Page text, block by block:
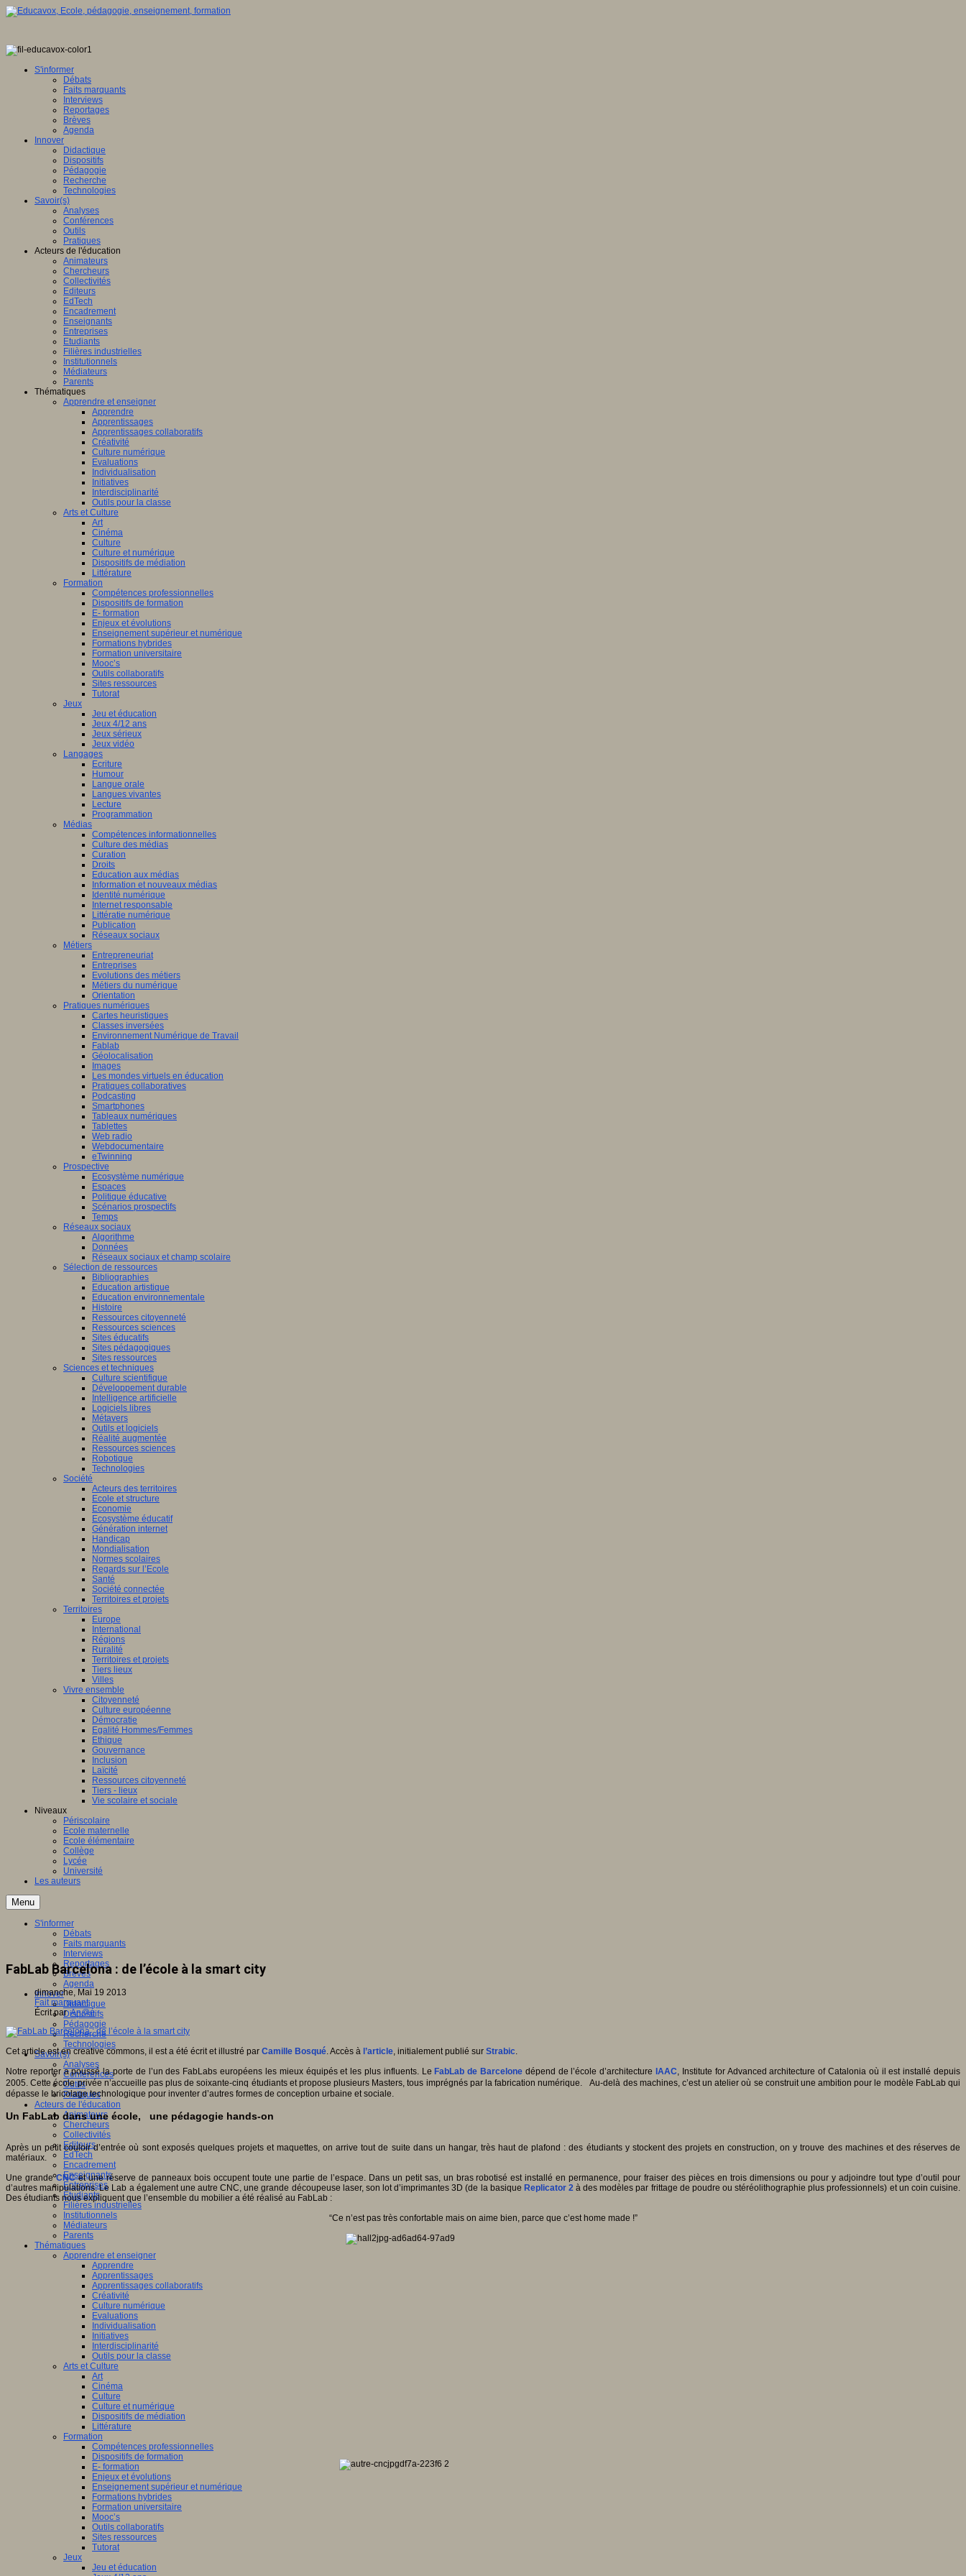
S'informer
Débats
Faits marquants
Interviews
Reportages
Brèves
Agenda
Innover
Didactique
Dispositifs
Pédagogie
Recherche
Technologies
Savoir(s)
Analyses
Conférences
Outils
Pratiques
Acteurs de l'éducation
Animateurs
Chercheurs
Collectivités
Editeurs
EdTech
Encadrement
Enseignants
Entreprises
Etudiants
Filières industrielles
Institutionnels
Médiateurs
Parents
Thématiques
Apprendre et enseigner
Apprendre
Apprentissages
Apprentissages collaboratifs
Créativité
Culture numérique
Evaluations
Individualisation
Initiatives
Interdisciplinarité
Outils pour la classe
Arts et Culture
Art
Cinéma
Culture
Culture et numérique
Dispositifs de médiation
Littérature
Formation
Compétences professionnelles
Dispositifs de formation
E- formation
Enjeux et évolutions
Enseignement supérieur et numérique
Formations hybrides
Formation universitaire
Mooc’s
Outils collaboratifs
Sites ressources
Tutorat
Jeux
Jeu et éducation
Jeux 4/12 ans
Jeux sérieux
Jeux vidéo
Langages
Ecriture
Humour
Langue orale
Langues vivantes
Lecture
Programmation
Médias
Compétences informationnelles
Culture des médias
Curation
Droits
Education aux médias
Information et nouveaux médias
Identité numérique
Internet responsable
Littératie numérique
Publication
Réseaux sociaux
Métiers
Entrepreneuriat
Entreprises
Evolutions des métiers
Métiers du numérique
Orientation
Pratiques numériques
Cartes heuristiques
Classes inversées
Environnement Numérique de Travail
Fablab
Géolocalisation
Images
Les mondes virtuels en éducation
Pratiques collaboratives
Podcasting
Smartphones
Tableaux numériques
Tablettes
Web radio
Webdocumentaire
eTwinning
Prospective
Ecosystème numérique
Espaces
Politique éducative
Scénarios prospectifs
Temps
Réseaux sociaux
Algorithme
Données
Réseaux sociaux et champ scolaire
Sélection de ressources
Bibliographies
Education artistique
Education environnementale
Histoire
Ressources citoyenneté
Ressources sciences
Sites éducatifs
Sites pédagogiques
Sites ressources
Sciences et techniques
Culture scientifique
Développement durable
Intelligence artificielle
Logiciels libres
Métavers
Outils et logiciels
Réalité augmentée
Ressources sciences
Robotique
Technologies
Société
Acteurs des territoires
Ecole et structure
Economie
Ecosystème éducatif
Génération internet
Handicap
Mondialisation
Normes scolaires
Regards sur l’Ecole
Santé
Société connectée
Territoires et projets
Territoires
Europe
International
Régions
Ruralité
Territoires et projets
Tiers lieux
Villes
Vivre ensemble
Citoyenneté
Culture européenne
Démocratie
Egalité Hommes/Femmes
Ethique
Gouvernance
Inclusion
Laïcité
Ressources citoyenneté
Tiers - lieux
Vie scolaire et sociale
Niveaux
Périscolaire
Ecole maternelle
Ecole élémentaire
Collège
Lycée
Université
Les auteurs
Menu
S'informer
Débats
Faits marquants
Interviews
Reportages
Brèves
Agenda
Innover
Didactique
Dispositifs
Pédagogie
Recherche
Technologies
Savoir(s)
Analyses
Conférences
Outils
Pratiques
Acteurs de l'éducation
Animateurs
Chercheurs
Collectivités
Editeurs
EdTech
Encadrement
Enseignants
Entreprises
Etudiants
Filières industrielles
Institutionnels
Médiateurs
Parents
Thématiques
Apprendre et enseigner
Apprendre
Apprentissages
Apprentissages collaboratifs
Créativité
Culture numérique
Evaluations
Individualisation
Initiatives
Interdisciplinarité
Outils pour la classe
Arts et Culture
Art
Cinéma
Culture
Culture et numérique
Dispositifs de médiation
Littérature
Formation
Compétences professionnelles
Dispositifs de formation
E- formation
Enjeux et évolutions
Enseignement supérieur et numérique
Formations hybrides
Formation universitaire
Mooc’s
Outils collaboratifs
Sites ressources
Tutorat
Jeux
Jeu et éducation
FabLab Barcelona : de l’école à la smart city
dimanche, Mai 19 2013
Fait marquant
Écrit parAn@é
Cet article est en creative commons, il est a été écrit et illustré par Camille Bosqué. Accès à l’article, initialement publié sur Strabic.
Notre reporter a poussé la porte de l’un des FabLabs européens les mieux équipés et les plus influents. LeFabLab de Barcelone dépend de l’école d’architectureIAAC, Institute for Advanced architecture of Catalonia où il est installé depuis
2005. Cette école privée n’accueille pas plus de soixante-cinq étudiants et propose plusieurs Masters, tous imprégnés par la fabrication numérique. Au-delà des machines, c’est un atelier où se construit une ambition pour le modèle FabLab qui
dépasse le bricolage technologique pour inventer d’autres formes de conception urbaine et sociale.
Un FabLab dans une école, une pédagogie hands-on
Après un petit couloir d’entrée où sont exposés quelques projets et maquettes, on arrive tout de suite dans un hangar, très haut de plafond : des étudiants y stockent des projets en construction, on y trouve des machines et des réserves de
matériaux.
Une grandeCNCet une réserve de panneaux bois occupent toute une partie de l’espace. Dans un petit sas, un bras robotisé est installé en permanence, pour fraiser des pièces en trois dimensions ou pour y adjoindre tout type d’outil pour
d’autres manipulations. Le Lab a également une autre CNC, une grande découpeuse laser, son lot d’imprimantes 3D (de la basique Replicator 2à des modèles par frittage de poudre ou stéréolithographie plus professionnels) et un coin cuisine.
Des étudiants nous expliquent que l’ensemble du mobilier a été réalisé au FabLab :
“Ce n’est pas très confortable mais on aime bien, parce que c’est home made !”